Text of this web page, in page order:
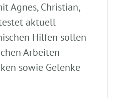
Agnes, Christian,
aktuell
Hilfen sollen
Arbeiten
sowie Gelenke